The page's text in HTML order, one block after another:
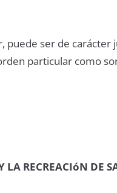
puede ser de carácter
particular como
LA RECREACIóN DE